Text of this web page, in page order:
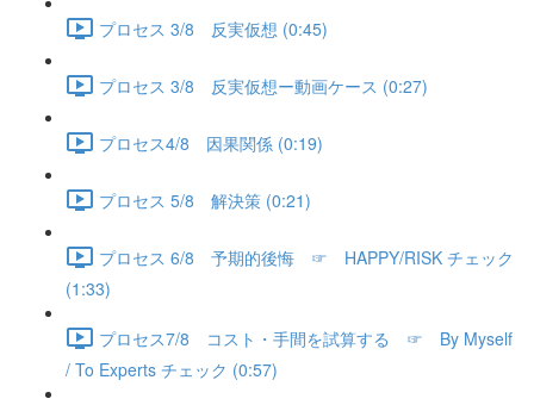
プロセス 3/8 反実仮想 (0:45)
プロセス 3/8 反実仮想ー動画ケース (0:27)
プロセス4/8 因果関係 (0:19)
プロセス 5/8 解決策 (0:21)
プロセス 6/8 予期的後悔 ☞ HAPPY/RISK チェック
(1:33)
プロセス7/8 コスト・手間を試算する ☞ By Myself
/ To Experts チェック (0:57)